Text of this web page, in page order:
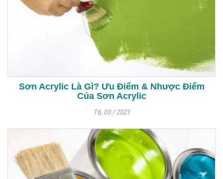
Sơn Acrylic Là Gì? Ưu Điểm & Nhược Điểm
Của Sơn Acrylic
T6, 03 / 2021